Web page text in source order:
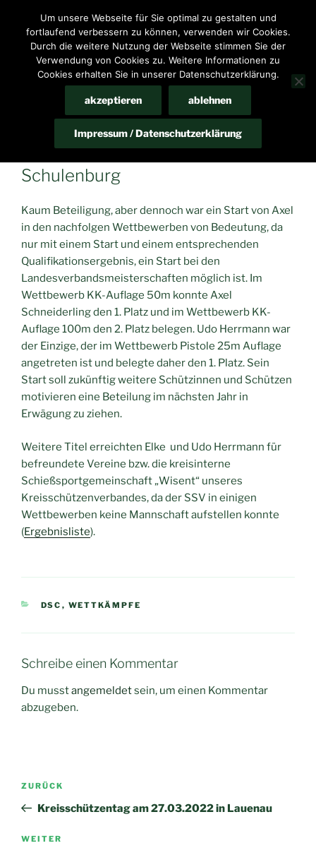
springen
HomeP@ge des Schießsportvereins Bennigsen e.V.
Menü
VERÖFFENTLICHT
VON
Kreisverbandsmeisterschaften
„Feuerwaffen“ in Wilkenburg und
Schulenburg
Kaum Beteiligung, aber dennoch war ein Start von Axel
in den nachfolgen Wettbewerben von Bedeutung, da
nur mit einem Start und einem entsprechenden
Qualifikationsergebnis, ein Start bei den
Landesverbandsmeisterschaften möglich ist. Im
Wettbewerb KK-Auflage 50m konnte Axel
Schneiderling den 1. Platz und im Wettbewerb KK-
Auflage 100m den 2. Platz belegen. Udo Herrmann war
der Einzige, der im Wettbewerb Pistole 25m Auflage
angetreten ist und belegte daher den 1. Platz. Sein
Start soll zukünftig weitere Schützinnen und Schützen
motivieren eine Beteilung im nächsten Jahr in
Erwägung zu ziehen.
Weitere Titel erreichten Elke und Udo Herrmann für
befreundete Vereine bzw. die kreisinterne
Schießsportgemeinschaft „Wisent“ unseres
Kreisschützenverbandes, da der SSV in einigen
Wettbewerben keine Mannschaft aufstellen konnte
(Ergebnisliste).
KATEGORIEN
DSC , WETTKÄMPFE
Schreibe einen Kommentar
Du musstangemeldetsein, um einen Kommentar
abzugeben.
Beitragsnavigation
Vorheriger
Beitrag
ZURÜCK
Kreisschützentag am 27.03.2022 in Lauenau
Nächster
WEITER
Um unsere Webseite für Sie optimal zu gestalten und
fortlaufend verbessern zu können, verwenden wir Cookies.
Durch die weitere Nutzung der Webseite stimmen Sie der
Verwendung von Cookies zu. Weitere Informationen zu
Cookies erhalten Sie in unserer Datenschutzerklärung.
akzeptieren ablehnen
Impressum / Datenschutzerklärung